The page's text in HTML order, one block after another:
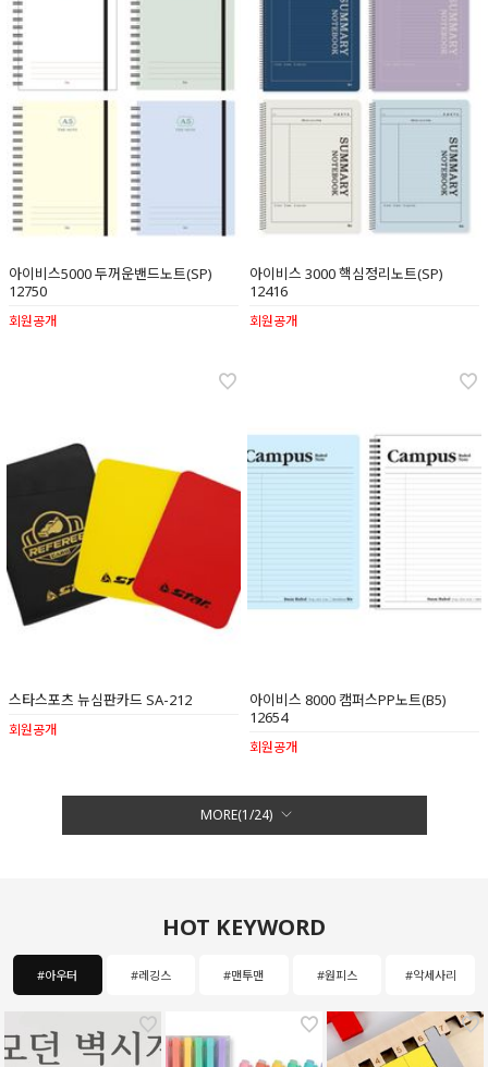
아이비스5000 두꺼운밴드노트(SP)
12750
회원공개
아이비스 3000 핵심정리노트(SP)
12416
회원공개
스타스포츠 뉴심판카드 SA-212
회원공개
아이비스 8000 캠퍼스PP노트(B5)
12654
회원공개
MORE(1/24)
HOT KEYWORD
#아우터 #레깅스 #맨투맨 #원피스 #악세사리